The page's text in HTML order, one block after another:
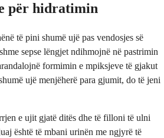
për hidratimin
të pini shumë ujë pas vendosjes së
sepse lëngjet ndihmojnë në pastrimin
formimin e mpiksjeve të gjakut
ujë menjëherë para gjumit, do të jeni
e ujit gjatë ditës dhe të filloni të ulni
është të mbani urinën me ngjyrë të